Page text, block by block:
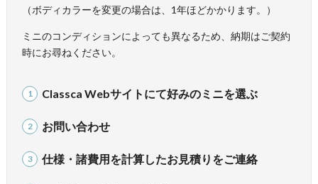
（ボディカラーを変更の場合は、1年ほどかかります。）
ミニのコンディションによっても異なるため、納期はご契約
時にお尋ねください。
1 Classca Webサイトにて好みのミニを選ぶ
2 お問い合わせ
3 仕様・諸費用を計算したお見積りをご連絡